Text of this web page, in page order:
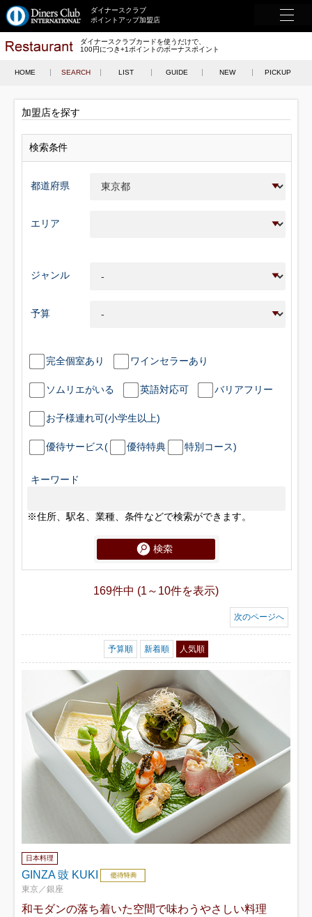
ダイナースクラブ
ポイントアップ加盟店
ダイナースクラブカードを使うだけで、
100円につき+1ポイントのボーナスポイント
HOME SEARCH LIST GUIDE NEW PICKUP
加盟店を探す
検索条件
都道府県
エリア
ジャンル
予算
完全個室あり ワインセラーあり
ソムリエがいる 英語対応可 バリアフリー
お子様連れ可(小学生以上)
優待サービス( 優待特典 特別コース)
キーワード
※住所、駅名、業種、条件などで検索ができます。
169件中 (1～10件を表示)
次のページへ
予算順 新着順 人気順
日本料理
GINZA 豉 KUKI
東京／銀座
和モダンの落ち着いた空間で味わうやさしい料理